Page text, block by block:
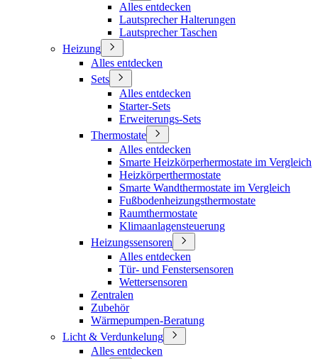
Alles entdecken
Lautsprecher Halterungen
Lautsprecher Taschen
Heizung
Alles entdecken
Sets
Alles entdecken
Starter-Sets
Erweiterungs-Sets
Thermostate
Alles entdecken
Smarte Heizkörperhermostate im Vergleich
Heizkörperthermostate
Smarte Wandthermostate im Vergleich
Fußbodenheizungsthermostate
Raumthermostate
Klimaanlagensteuerung
Heizungssensoren
Alles entdecken
Tür- und Fenstersensoren
Wettersensoren
Zentralen
Zubehör
Wärmepumpen-Beratung
Licht & Verdunkelung
Alles entdecken